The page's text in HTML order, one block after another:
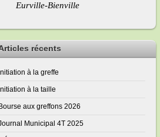
Eurville-Bienville
récents
à la greffe
à la taille
aux greffons 2026
Municipal 4T 2025